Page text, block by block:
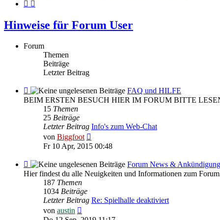
Hinweise für Forum User
Forum
Themen
Beiträge
Letzter Beitrag
Feed
-
HILFE
FAQ und HILFE
BEIM ERSTEN BESUCH HIER IM FORUM BITTE
15 Themen
25 Beiträge
Letzter Beitrag Info's zum Web-Chat
von Biggfoot
Beitrag
Fr 10 Apr, 2015 00:48
Feed
-
Forum
News
Ankündigungen
Forum News &
Hier findest du alle Neuigkeiten und Informationen zum
187 Themen
1034 Beiträge
Letzter Beitrag Re: Spielhalle deaktiviert
von austin
Beitrag